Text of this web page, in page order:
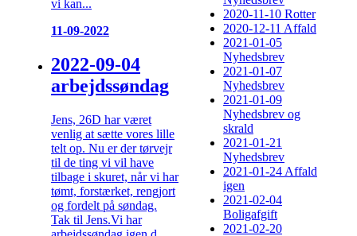
vi kan...
11-09-2022
2022-09-04
arbejdssøndag
Jens, 26D har været
venlig at sætte vores lille
telt op. Nu er der tørvejr
til de ting vi vil have
tilbage i skuret, når vi har
tømt, forstærket, rengjort
og fordelt på søndag.
Tak til Jens.Vi har
2020-11-10 Rotter
2020-12-11 Affald
2021-01-05
Nyhedsbrev
2021-01-07
Nyhedsbrev
2021-01-09
Nyhedsbrev og
skrald
2021-01-21
Nyhedsbrev
2021-01-24 Affald
igen
2021-02-04
Boligafgift
2021-02-20